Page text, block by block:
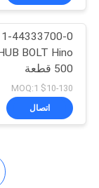
8
BOLT Hino
500 قطعة
$10-130 MOQ:1
اتصال